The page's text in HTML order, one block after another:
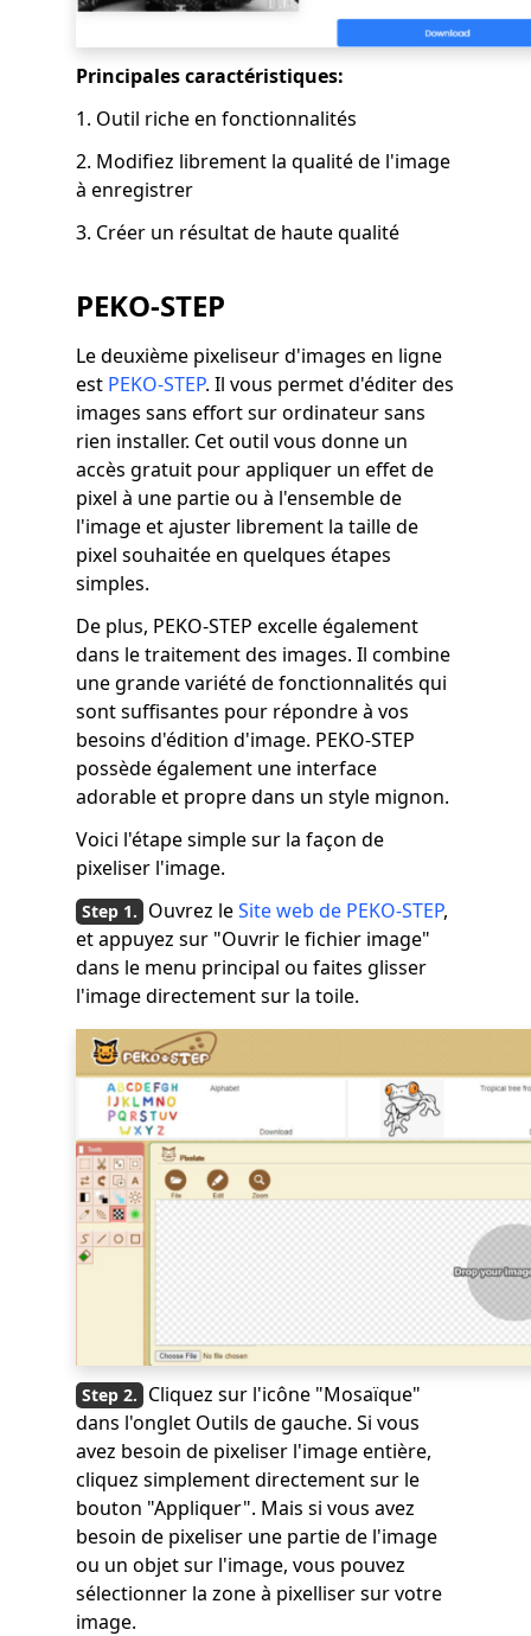
Principales caractéristiques:
1. Outil riche en fonctionnalités
2. Modifiez librement la qualité de l'image
à enregistrer
3. Créer un résultat de haute qualité
PEKO-STEP
Le deuxième pixeliseur d'images en ligne
est PEKO-STEP. Il vous permet d'éditer des
images sans effort sur ordinateur sans
rien installer. Cet outil vous donne un
accès gratuit pour appliquer un effet de
pixel à une partie ou à l'ensemble de
l'image et ajuster librement la taille de
pixel souhaitée en quelques étapes
simples.
De plus, PEKO-STEP excelle également
dans le traitement des images. Il combine
une grande variété de fonctionnalités qui
sont suffisantes pour répondre à vos
besoins d'édition d'image. PEKO-STEP
possède également une interface
adorable et propre dans un style mignon.
Voici l'étape simple sur la façon de
pixeliser l'image.
Ouvrez leSite web de PEKO-STEP,
et appuyez sur "Ouvrir le fichier image"
dans le menu principal ou faites glisser
l'image directement sur la toile.
Cliquez sur l'icône "Mosaïque"
dans l'onglet Outils de gauche. Si vous
avez besoin de pixeliser l'image entière,
cliquez simplement directement sur le
bouton "Appliquer". Mais si vous avez
besoin de pixeliser une partie de l'image
ou un objet sur l'image, vous pouvez
sélectionner la zone à pixelliser sur votre
image.